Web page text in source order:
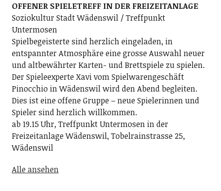
OFFENER SPIELETREFF IN DER FREIZEITANLAGE
Soziokultur Stadt Wädenswil / Treffpunkt
Untermosen
Spielbegeisterte sind herzlich eingeladen, in
entspannter Atmosphäre eine grosse Auswahl neuer
und altbewährter Karten- und Brettspiele zu spielen.
Der Spieleexperte Xavi vom Spielwarengeschäft
Pinocchio in Wädenswil wird den Abend begleiten.
Dies ist eine offene Gruppe – neue Spielerinnen und
Spieler sind herzlich willkommen.
ab 19.15 Uhr, Treffpunkt Untermosen in der
Freizeitanlage Wädenswil, Tobelrainstrasse 25,
Wädenswil
Alle ansehen